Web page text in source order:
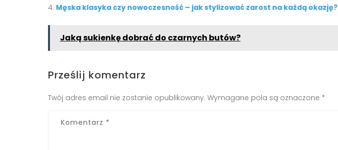
Męska klasyka czy nowoczesność – jak stylizować zarost na każdą okazję?
Jaką sukienkę dobrać do czarnych butów?
Prześlij komentarz
Twój adres email nie zostanie opublikowany. Wymagane pola są oznaczone *